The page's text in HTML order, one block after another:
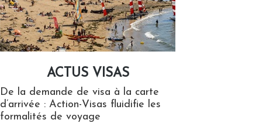
ACTUS VISAS
De la demande de visa à la carte
d’arrivée : Action-Visas fluidifie les
formalités de voyage